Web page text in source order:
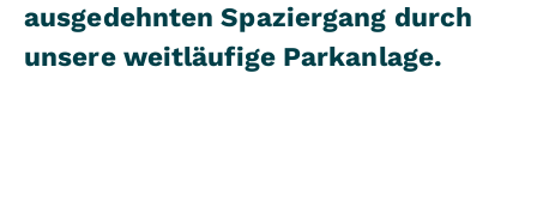
ausgedehnten Spaziergang durch
unsere weitläufige Parkanlage.